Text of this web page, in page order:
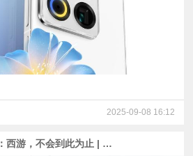
2025-09-08 16:12
《黑神话：钟馗》官宣：西游，不会到此为止 | 小米16爆料：电池比友商大500mAh以上？